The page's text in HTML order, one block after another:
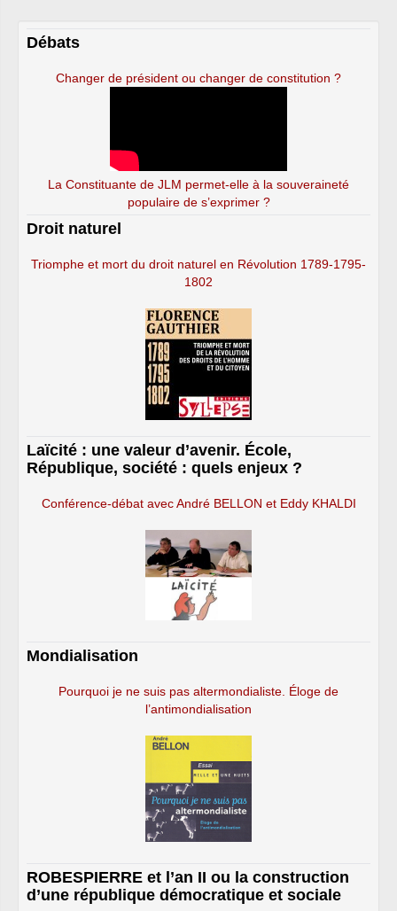
Débats
Changer de président ou changer de constitution ?
La Constituante de JLM permet-elle à la souveraineté
populaire de s’exprimer ?
Droit naturel
Triomphe et mort du droit naturel en Révolution 1789-1795-
1802
Laïcité : une valeur d’avenir. École,
République, société : quels enjeux ?
Conférence-débat avec André BELLON et Eddy KHALDI
Mondialisation
Pourquoi je ne suis pas altermondialiste. Éloge de
l’antimondialisation
ROBESPIERRE et l’an II ou la construction
d’une république démocratique et sociale